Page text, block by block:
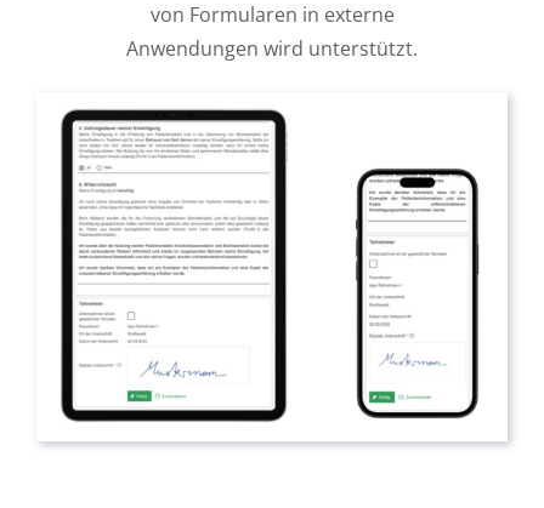
von Formularen in externe
Anwendungen wird unterstützt.